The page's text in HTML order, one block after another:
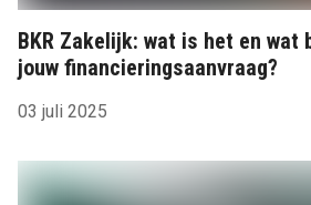
BKR Zakelijk: wat is het en wat
jouw financieringsaanvraag?
03 juli 2025